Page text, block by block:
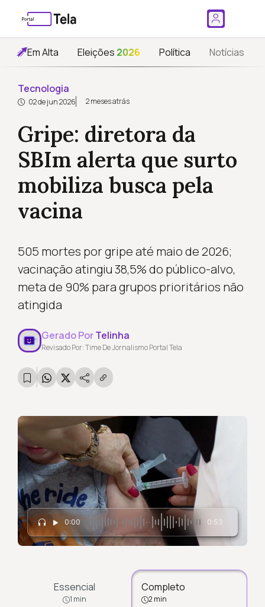
Em Alta Eleições 2026 Política Notícias
Tecnologia
02 de jun 2026 2 meses atrás
Gripe: diretora da
SBIm alerta que surto
mobiliza busca pela
vacina
505 mortes por gripe até maio de 2026;
vacinação atingiu 38,5% do público-alvo,
meta de 90% para grupos prioritários não
atingida
Gerado PorTelinha
Revisado Por: Time De Jornalismo Portal Tela
0:00 0:53
Essencial
1 min
Completo
2 min